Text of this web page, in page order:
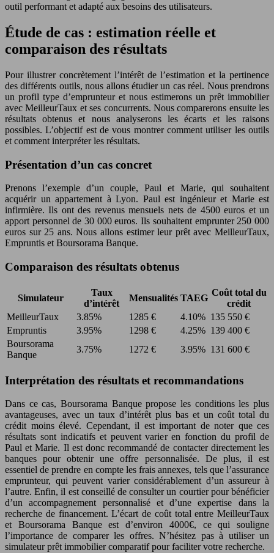
outil performant et adapté aux besoins des utilisateurs.
Étude de cas : estimation réelle et
comparaison des résultats
Pour illustrer concrètement l’intérêt de l’estimation et la pertinence
des différents outils, nous allons étudier un cas réel. Nous prendrons
un profil type d’emprunteur et nous estimerons un prêt immobilier
avec MeilleurTaux et ses concurrents. Nous comparerons ensuite les
résultats obtenus et nous analyserons les écarts et les raisons
possibles. L’objectif est de vous montrer comment utiliser les outils
et comment interpréter les résultats.
Présentation d’un cas concret
Prenons l’exemple d’un couple, Paul et Marie, qui souhaitent
acquérir un appartement à Lyon. Paul est ingénieur et Marie est
infirmière. Ils ont des revenus mensuels nets de 4500 euros et un
apport personnel de 30 000 euros. Ils souhaitent emprunter 250 000
euros sur 25 ans. Nous allons estimer leur prêt avec MeilleurTaux,
Empruntis et Boursorama Banque.
Comparaison des résultats obtenus
Simulateur
Taux
d’intérêt
Mensualités TAEG
Coût total du
crédit
MeilleurTaux
3.85% 1285 € 4.10% 135 550 €
Empruntis
3.95% 1298 € 4.25% 139 400 €
Boursorama
Banque
3.75% 1272 € 3.95% 131 600 €
Interprétation des résultats et recommandations
Dans ce cas, Boursorama Banque propose les conditions les plus
avantageuses, avec un taux d’intérêt plus bas et un coût total du
crédit moins élevé. Cependant, il est important de noter que ces
résultats sont indicatifs et peuvent varier en fonction du profil de
Paul et Marie. Il est donc recommandé de contacter directement les
banques pour obtenir une offre personnalisée. De plus, il est
essentiel de prendre en compte les frais annexes, tels que l’assurance
emprunteur, qui peuvent varier considérablement d’un assureur à
l’autre. Enfin, il est conseillé de consulter un courtier pour bénéficier
d’un accompagnement personnalisé et d’une expertise dans la
recherche de financement. L’écart de coût total entre MeilleurTaux
et Boursorama Banque est d’environ 4000€, ce qui souligne
l’importance de comparer les offres. N’hésitez pas à utiliser un
simulateur prêt immobilier comparatif pour faciliter votre recherche.